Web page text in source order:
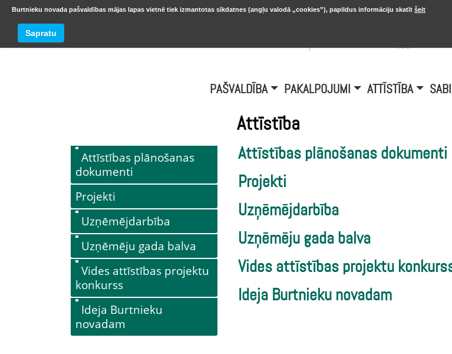
BURTNIEKU NOVADS m/s
PAŠVALDĪBA PAKALPOJUMI ATTĪSTĪBA
Attīstības plānošanas
dokumenti
Projekti
Uzņēmējdarbība
Uzņēmēju gada balva
Vides attīstības projektu
konkurss
Ideja Burtnieku
novadam
Attīstība
Attīstības plānošanas dokumenti
Projekti
Uzņēmējdarbība
Uzņēmēju gada balva
Vides attīstības projektu
Ideja Burtnieku novadam
Burtnieku novada pašvaldības mājas lapas vietnē tiek izmantotas sīkdatnes (angļu valodā „cookies”), papildus informāciju skatīt šeit
Sapratu